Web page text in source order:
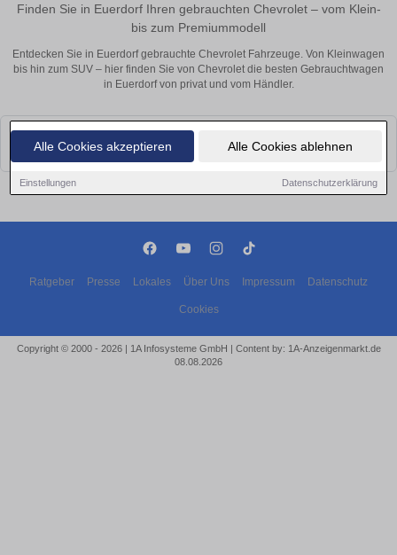
Alle Cookies akzeptieren Alle Cookies ablehnen
Einstellungen Datenschutzerklärung
Finden Sie in Euerdorf Ihren gebrauchten Chevrolet – vom Klein-
bis zum Premiummodell
Entdecken Sie in Euerdorf gebrauchte Chevrolet Fahrzeuge. Von Kleinwagen
bis hin zum SUV – hier finden Sie von Chevrolet die besten Gebrauchtwagen
in Euerdorf von privat und vom Händler.
Leider konnten wir derzeit keine passenden Autos finden. Schauen Sie
bald wieder vorbei!
Ratgeber Presse Lokales Über Uns Impressum Datenschutz
Cookies
Copyright © 2000 - 2026 | 1A Infosysteme GmbH | Content by: 1A-Anzeigenmarkt.de
08.08.2026